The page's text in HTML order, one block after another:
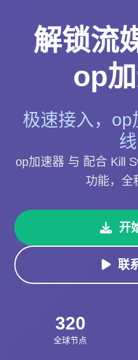
解锁流
op
极速接入，op
线
op加速器 与 配合 Kill
功能，全
开
联
320
全球节点